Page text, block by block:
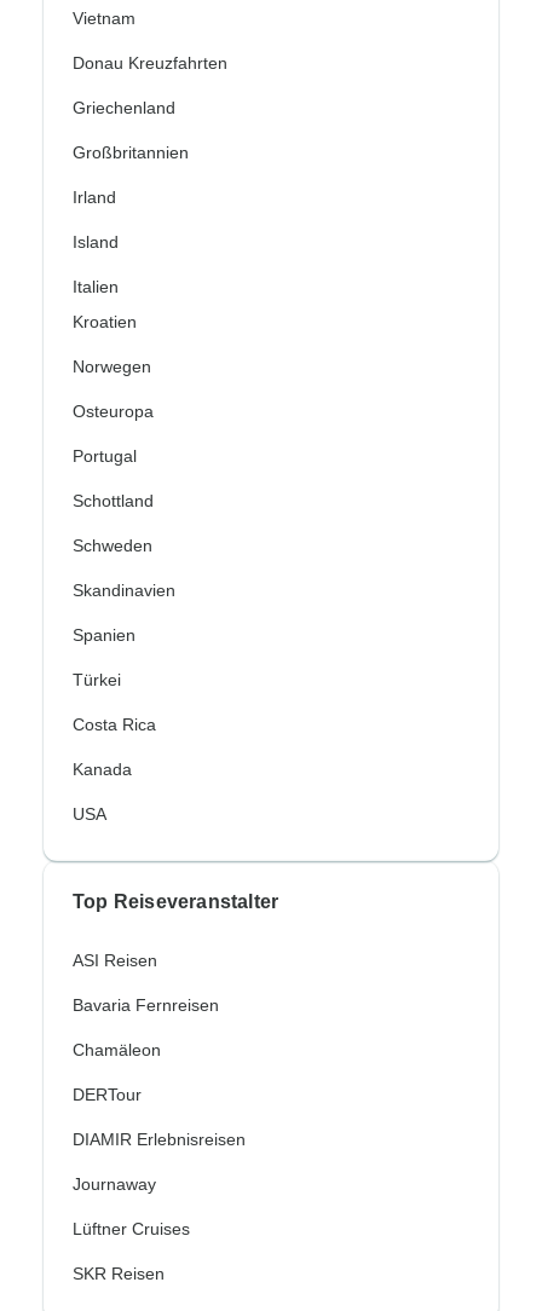
Vietnam
Donau Kreuzfahrten
Griechenland
Großbritannien
Irland
Island
Italien
Kroatien
Norwegen
Osteuropa
Portugal
Schottland
Schweden
Skandinavien
Spanien
Türkei
Costa Rica
Kanada
USA
Top Reiseveranstalter
ASI Reisen
Bavaria Fernreisen
Chamäleon
DERTour
DIAMIR Erlebnisreisen
Journaway
Lüftner Cruises
SKR Reisen